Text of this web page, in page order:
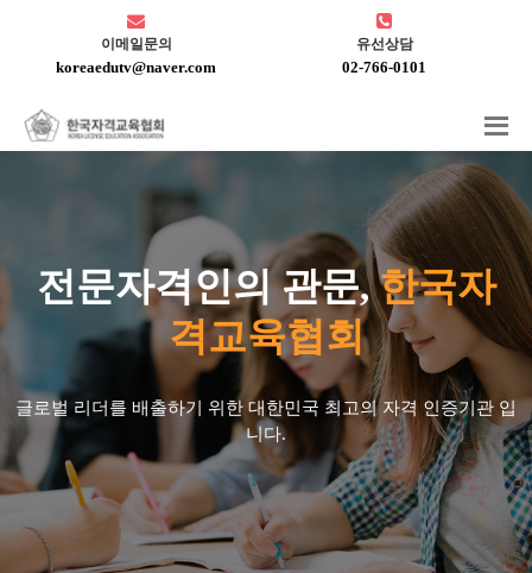
이메일문의
koreaedutv@naver.com
유선상담
02-766-0101
전문자격인의 관문,한국자
격교육협회
글로벌 리더를 배출하기 위한 대한민국 최고의 자격 인증기관 입
니다.